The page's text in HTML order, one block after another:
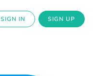
SIGN IN SIGN UP